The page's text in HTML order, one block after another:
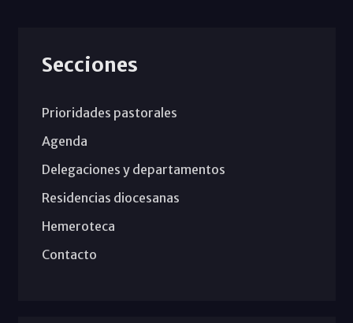
Secciones
Prioridades pastorales
Agenda
Delegaciones y departamentos
Residencias diocesanas
Hemeroteca
Contacto